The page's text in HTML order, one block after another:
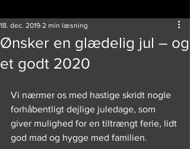
Ønsker en glædelig jul – og
et godt 2020
18. dec. 2019 2 min læsning
Vi nærmer os med hastige skridt nogle
forhåbentligt dejlige juledage, som
giver mulighed for en tiltrængt ferie, lidt
god mad og hygge med familien.